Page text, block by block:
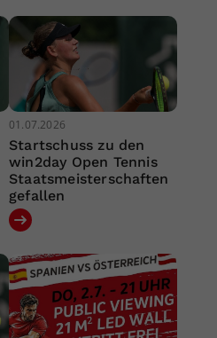
01.07.2026
Startschuss zu den
win2day Open Tennis
Staatsmeisterschaften
gefallen